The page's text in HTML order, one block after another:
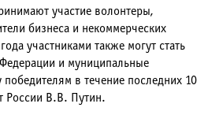
участие волонтеры,
бизнеса и некоммерческих
участниками также могут стать
и муниципальные
в течение последних 10
России В.В. Путин.